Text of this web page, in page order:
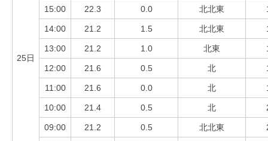
25日
15:00 22.3 0.0 北北東
14:00 21.2 1.5 北北東
13:00 21.2 1.0 北東
12:00 21.6 0.5 北
11:00 21.6 0.0 北
10:00 21.4 0.5 北
09:00 21.2 0.5 北北東